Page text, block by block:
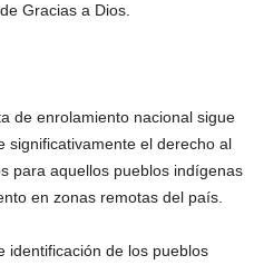
Gracias a Dios.
de enrolamiento nacional sigue
significativamente el derecho al
para aquellos pueblos indígenas
en zonas remotas del país.
identificación de los pueblos